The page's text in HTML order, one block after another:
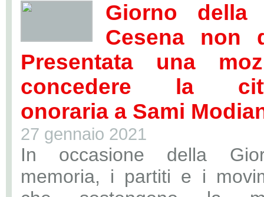
Giorno della
Cesena non
Presentata una
concedere la
onoraria a Sami
27 gennaio 2021
In occasione della
memoria, i partiti e i